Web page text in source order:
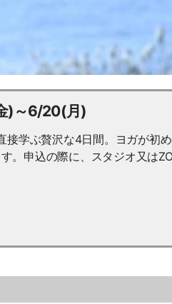
)～6/20(月)
接学ぶ贅沢な4日間。ヨガが初
。申込の際に、スタジオ又は